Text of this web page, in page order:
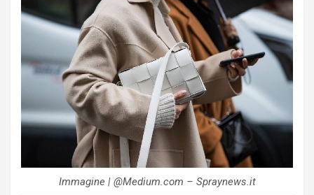
Immagine | @Medium.com – Spraynews.it